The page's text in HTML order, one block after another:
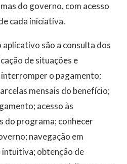
do governo, com acesso
cada iniciativa.
são a consulta dos
de situações e
interromper o pagamento;
mensais do benefício;
acesso às
do programa; conhecer
navegação em
intuitiva; obtenção de